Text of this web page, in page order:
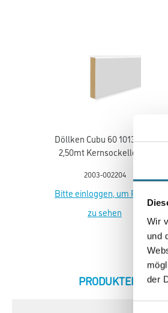
Wir
und
der
Döllken Cubu 60 1013 weiß
2,50mt Kernsockelleiste
2003-002204
Bitte einloggen, um Preise
zu sehen
CURRENT